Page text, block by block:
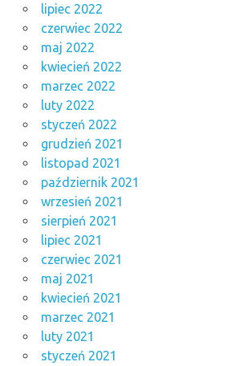
lipiec 2022
czerwiec 2022
maj 2022
kwiecień 2022
marzec 2022
luty 2022
styczeń 2022
grudzień 2021
listopad 2021
październik 2021
wrzesień 2021
sierpień 2021
lipiec 2021
czerwiec 2021
maj 2021
kwiecień 2021
marzec 2021
luty 2021
styczeń 2021